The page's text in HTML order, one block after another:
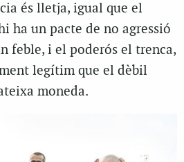
és lletja, igual que el
ha un pacte de no agressió
feble, i el poderós el trenca,
legítim que el dèbil
moneda.